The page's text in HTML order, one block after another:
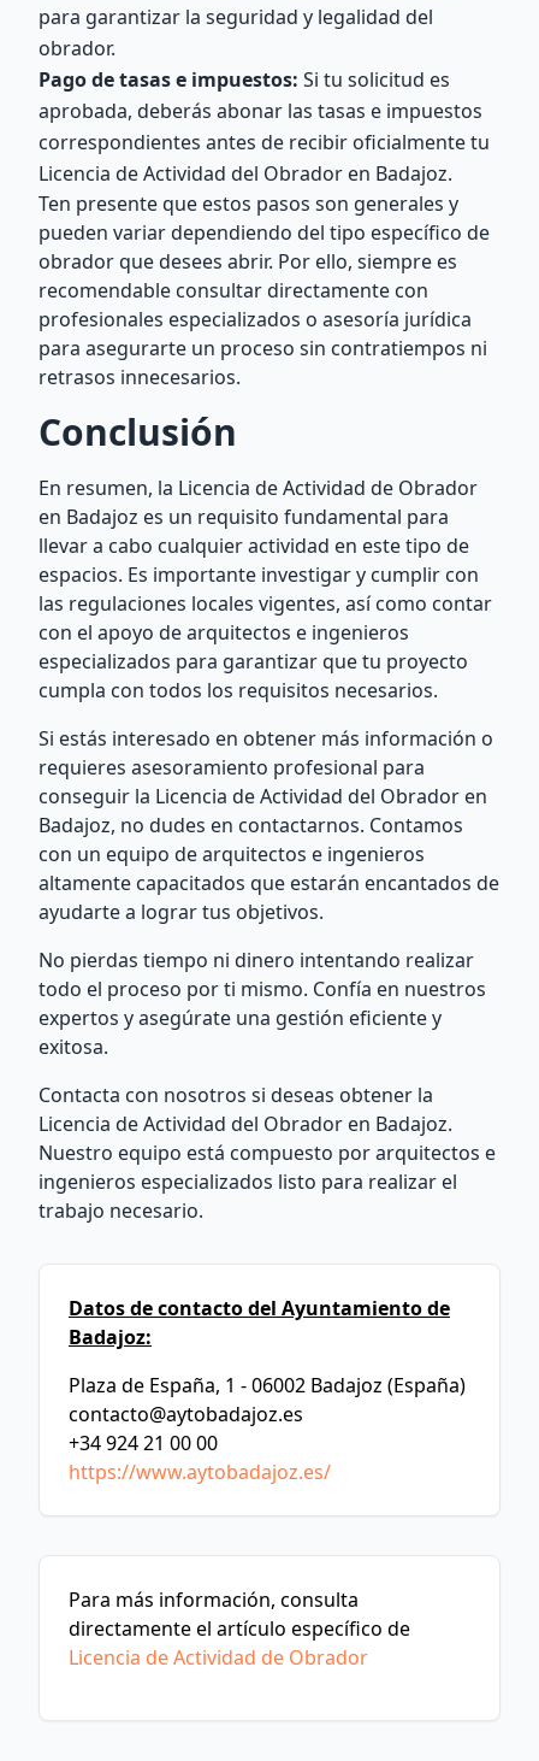
para garantizar la seguridad y legalidad del
obrador.
Pago de tasas e impuestos: Si tu solicitud es
aprobada, deberás abonar las tasas e impuestos
correspondientes antes de recibir oficialmente tu
Licencia de Actividad del Obrador en Badajoz.
Ten presente que estos pasos son generales y
pueden variar dependiendo del tipo específico de
obrador que desees abrir. Por ello, siempre es
recomendable consultar directamente con
profesionales especializados o asesoría jurídica
para asegurarte un proceso sin contratiempos ni
retrasos innecesarios.
Conclusión
En resumen, la Licencia de Actividad de Obrador
en Badajoz es un requisito fundamental para
llevar a cabo cualquier actividad en este tipo de
espacios. Es importante investigar y cumplir con
las regulaciones locales vigentes, así como contar
con el apoyo de arquitectos e ingenieros
especializados para garantizar que tu proyecto
cumpla con todos los requisitos necesarios.
Si estás interesado en obtener más información o
requieres asesoramiento profesional para
conseguir la Licencia de Actividad del Obrador en
Badajoz, no dudes en contactarnos. Contamos
con un equipo de arquitectos e ingenieros
altamente capacitados que estarán encantados de
ayudarte a lograr tus objetivos.
No pierdas tiempo ni dinero intentando realizar
todo el proceso por ti mismo. Confía en nuestros
expertos y asegúrate una gestión eficiente y
exitosa.
Contacta con nosotros si deseas obtener la
Licencia de Actividad del Obrador en Badajoz.
Nuestro equipo está compuesto por arquitectos e
ingenieros especializados listo para realizar el
trabajo necesario.
Datos de contacto del Ayuntamiento de
Badajoz:
Plaza de España, 1 - 06002 Badajoz (España)
contacto@aytobadajoz.es
+34 924 21 00 00
https://www.aytobadajoz.es/
Para más información, consulta
directamente el artículo específico de
Licencia de Actividad de Obrador